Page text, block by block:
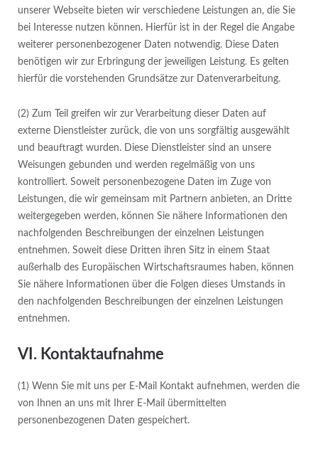
unserer Webseite bieten wir verschiedene Leistungen an, die Sie
bei Interesse nutzen können. Hierfür ist in der Regel die Angabe
weiterer personenbezogener Daten notwendig. Diese Daten
benötigen wir zur Erbringung der jeweiligen Leistung. Es gelten
hierfür die vorstehenden Grundsätze zur Datenverarbeitung.
(2) Zum Teil greifen wir zur Verarbeitung dieser Daten auf
externe Dienstleister zurück, die von uns sorgfältig ausgewählt
und beauftragt wurden. Diese Dienstleister sind an unsere
Weisungen gebunden und werden regelmäßig von uns
kontrolliert. Soweit personenbezogene Daten im Zuge von
Leistungen, die wir gemeinsam mit Partnern anbieten, an Dritte
weitergegeben werden, können Sie nähere Informationen den
nachfolgenden Beschreibungen der einzelnen Leistungen
entnehmen. Soweit diese Dritten ihren Sitz in einem Staat
außerhalb des Europäischen Wirtschaftsraumes haben, können
Sie nähere Informationen über die Folgen dieses Umstands in
den nachfolgenden Beschreibungen der einzelnen Leistungen
entnehmen.
VI. Kontaktaufnahme
(1) Wenn Sie mit uns per E-Mail Kontakt aufnehmen, werden die
von Ihnen an uns mit Ihrer E-Mail übermittelten
personenbezogenen Daten gespeichert.